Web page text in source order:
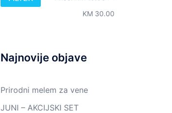
KM 30.00
Najnovije objave
Prirodni melem za vene
JUNI – AKCIJSKI SET